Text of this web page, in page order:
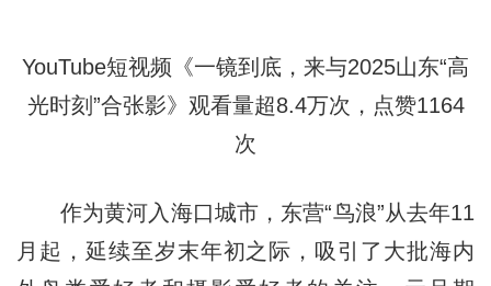
YouTube短视频《一镜到底，来与2025山东“高
光时刻”合张影》观看量超8.4万次，点赞1164
次
作为黄河入海口城市，东营“鸟浪”从去年11
月起，延续至岁末年初之际，吸引了大批海内